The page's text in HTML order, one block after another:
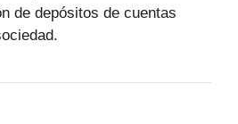
de depósitos de cuentas